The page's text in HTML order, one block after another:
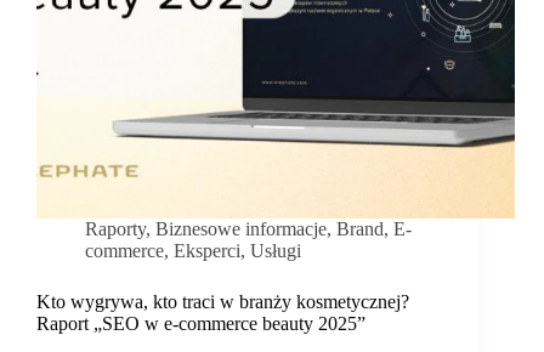
Raporty, Biznesowe informacje, Brand, E-
commerce, Eksperci, Usługi
Kto wygrywa, kto traci w branży kosmetycznej?
Raport „SEO w e-commerce beauty 2025”